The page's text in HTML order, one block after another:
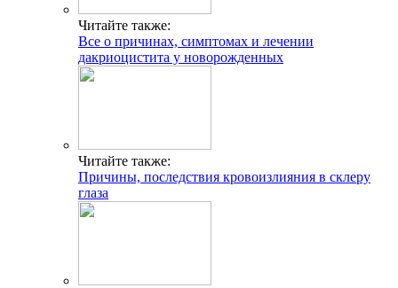
Читайте также:
Все о причинах, симптомах и лечении
дакриоцистита у новорожденных
Читайте также:
Причины, последствия кровоизлияния в склеру
глаза